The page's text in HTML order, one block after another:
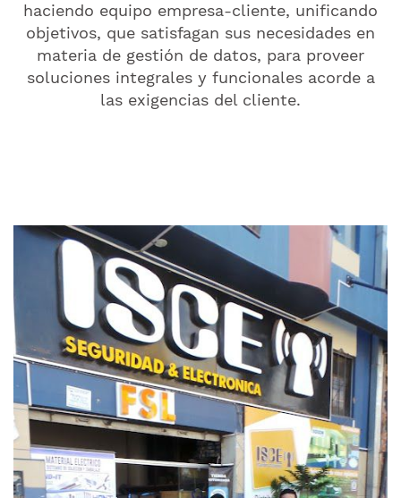
haciendo equipo empresa-cliente, unificando
objetivos, que satisfagan sus necesidades en
materia de gestión de datos, para proveer
soluciones integrales y funcionales acorde a
las exigencias del cliente.